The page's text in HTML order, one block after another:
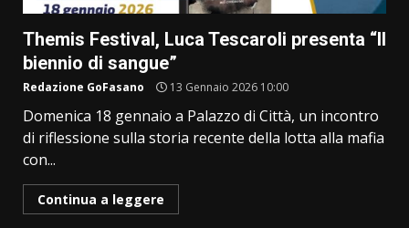
Themis Festival, Luca Tescaroli presenta “Il
biennio di sangue”
Redazione GoFasano 13 Gennaio 2026 10:00
Domenica 18 gennaio a Palazzo di Città, un incontro
di riflessione sulla storia recente della lotta alla mafia
con...
Continua a leggere